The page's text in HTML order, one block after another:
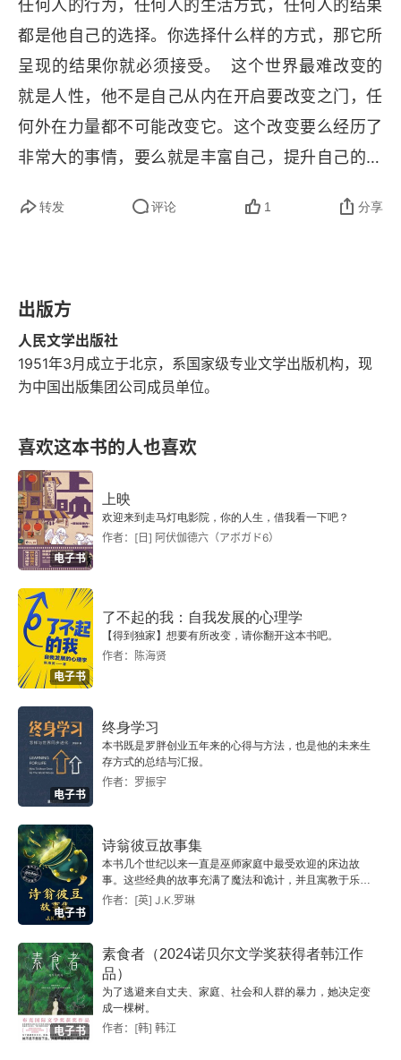
任何人的行为，任何人的生活方式，任何人的结果
都是他自己的选择。你选择什么样的方式，那它所
呈现的结果你就必须接受。  这个世界最难改变的
就是人性，他不是自己从内在开启要改变之门，任
何外在力量都不可能改变它。这个改变要么经历了
非常大的事情，要么就是丰富自己，提升自己的认
场。
转发 评论 1 分享
出版方
人民文学出版社
1951年3月成立于北京，系国家级专业文学出版机构，现
为中国出版集团公司成员单位。
喜欢这本书的人也喜欢
电子书
上映
欢迎来到走马灯电影院，你的人生，借我看一下吧？
作者：[日] 阿伏伽德六（アボガド6）
电子书
了不起的我：自我发展的心理学
【得到独家】想要有所改变，请你翻开这本书吧。
作者：陈海贤
电子书
终身学习
本书既是罗胖创业五年来的心得与方法，也是他的未来生
存方式的总结与汇报。
作者：罗振宇
电子书
诗翁彼豆故事集
本书几个世纪以来一直是巫师家庭中最受欢迎的床边故
事。这些经典的故事充满了魔法和诡计，并且寓教于乐；
时至今日，小巫师们仍然沉迷于这些故事，就像十五世纪
作者：[英] J.K.罗琳
电子书
素食者（2024诺贝尔文学奖获得者韩江作
品）
为了逃避来自丈夫、家庭、社会和人群的暴力，她决定变
成一棵树。
作者：[韩] 韩江